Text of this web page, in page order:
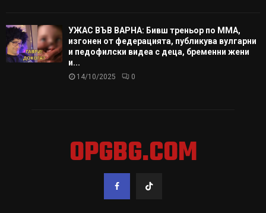
УЖАС ВЪВ ВАРНА: Бивш треньор по ММА,
изгонен от федерацията, публикува вулгарни
и педофилски видеа с деца, бременни жени
и...
14/10/2025 0
OPGBG.COM